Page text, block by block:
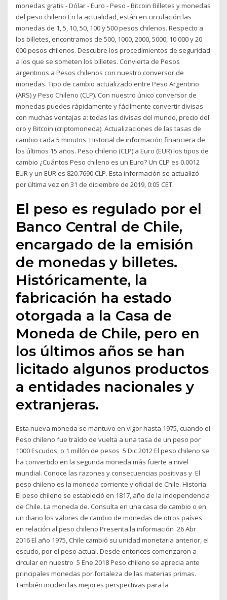
monedas gratis - Dólar - Euro - Peso - Bitcoin Billetes y monedas
del peso chileno En la actualidad, están en circulación las
monedas de 1, 5, 10, 50, 100 y 500 pesos chilenos. Respecto a
los billetes, encontramos de 500, 1000, 2000, 5000, 10 000 y 20
000 pesos chilenos. Descubre los procedimientos de seguridad
a los que se someten los billetes. Convierta de Pesos
argentinos a Pesos chilenos con nuestro conversor de
monedas. Tipo de cambio actualizado entre Peso Argentino
(ARS) y Peso Chileno (CLP). Con nuestro único conversor de
monedas puedes rápidamente y fácilmente convertir divisas
con muchas ventajas a: todas las divisas del mundo, precio del
oro y Bitcoin (criptomoneda). Actualizaciones de las tasas de
cambio cada 5 minutos. Historial de información financiera de
los últimos 15 años. Peso chileno (CLP) a Euro (EUR) los tipos de
cambio ¿Cuántos Peso chileno es un Euro? Un CLP es 0.0012
EUR y un EUR es 820.7690 CLP. Esta información se actualizó
por última vez en 31 de diciembre de 2019, 0:05 CET.
El peso es regulado por el
Banco Central de Chile,
encargado de la emisión
de monedas y billetes.
Históricamente, la
fabricación ha estado
otorgada a la Casa de
Moneda de Chile, pero en
los últimos años se han
licitado algunos productos
a entidades nacionales y
extranjeras.
Esta nueva moneda se mantuvo en vigor hasta 1975, cuando el
Peso chileno fue traído de vuelta a una tasa de un peso por
1000 Escudos, o 1 millón de pesos 5 Dic 2012 El peso chileno se
ha convertido en la segunda moneda más fuerte a nivel
mundial. Conoce las razones y consecuencias positivas y El
peso chileno es la moneda corriente y oficial de Chile. Historia
El peso chileno se estableció en 1817, año de la independencia
de Chile. La moneda de. Consulta en una casa de cambio o en
un diario los valores de cambio de monedas de otros países
en relación al peso chileno.Presenta la información 26 Abr
2016 El año 1975, Chile cambió su unidad monetaria anterior, el
escudo, por el peso actual. Desde entonces comenzaron a
circular en nuestro 5 Ene 2018 Peso chileno se aprecia ante
principales monedas por fortaleza de las materias primas.
También inciden las mejores perspectivas para la